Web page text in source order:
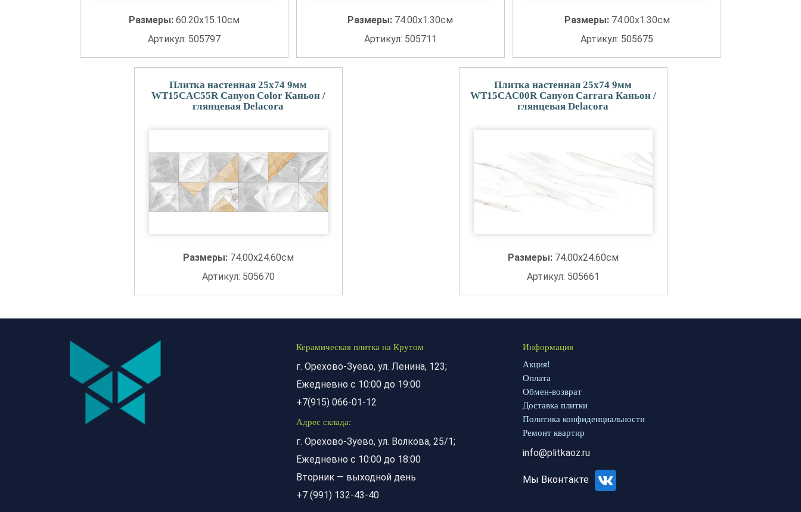
Размеры: 60.20x15.10см
Артикул: 505797
Размеры: 74.00x1.30см
Артикул: 505711
Размеры: 74.00x1.30см
Артикул: 505675
Плитка настенная 25x74 9мм
WT15CAC55R Canyon Color Каньон /
глянцевая Delacora
Размеры: 74.00x24.60см
Артикул: 505670
Плитка настенная 25x74 9мм
WT15CAC00R Canyon Carrara Каньон /
глянцевая Delacora
Размеры: 74.00x24.60см
Артикул: 505661
Керамическая плитка на Крутом
г. Орехово-Зуево, ул. Ленина, 123;
Ежедневно с 10:00 до 19:00
+7(915) 066-01-12
Адрес склада:
г. Орехово-Зуево, ул. Волкова, 25/1;
Ежедневно с 10:00 до 18:00
Вторник — выходной день
+7 (991) 132-43-40
Информация
Акция!
Оплата
Обмен-возврат
Доставка плитки
Политика конфиденциальности
Ремонт квартир
info@plitkaoz.ru
Мы Вконтакте